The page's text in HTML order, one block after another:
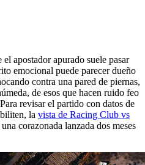
apostador apurado suele pasar
emocional puede parecer dueño
contra una pared de piernas,
de esos que hacen ruido feo
revisar el partido con datos de
la vista de Racing Club vs
corazonada lanzada dos meses